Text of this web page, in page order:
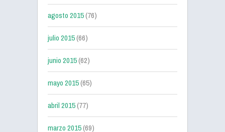
agosto 2015(76)
julio 2015(66)
junio 2015(62)
mayo 2015(65)
abril 2015(77)
marzo 2015(69)